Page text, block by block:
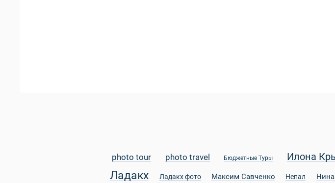
photo tour photo travel Бюджетные Туры Илона
Ладакх Ладакх фото Максим Савченко Непал